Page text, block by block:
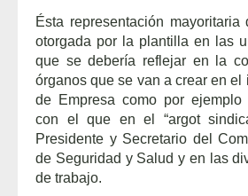
Ésta representación mayoritaria
otorgada por la plantilla en las
que se debería reflejar en la
órganos que se van a crear en el
de Empresa como por ejemplo
con el que en el “argot
Presidente y Secretario del
de Seguridad y Salud y en las
de trabajo.